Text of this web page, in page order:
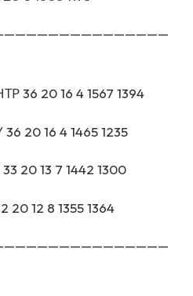
36 20 16 4 1567 1394
20 16 4 1465 1235
20 13 7 1442 1300
20 12 8 1355 1364